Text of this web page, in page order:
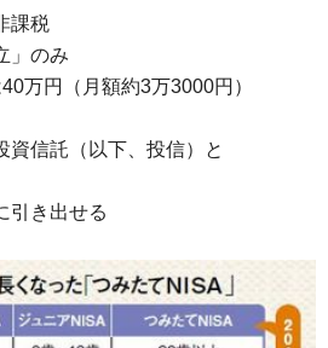
課税
」のみ
万円（月額約3万3000円）
資信託（以下、投信）と
引き出せる